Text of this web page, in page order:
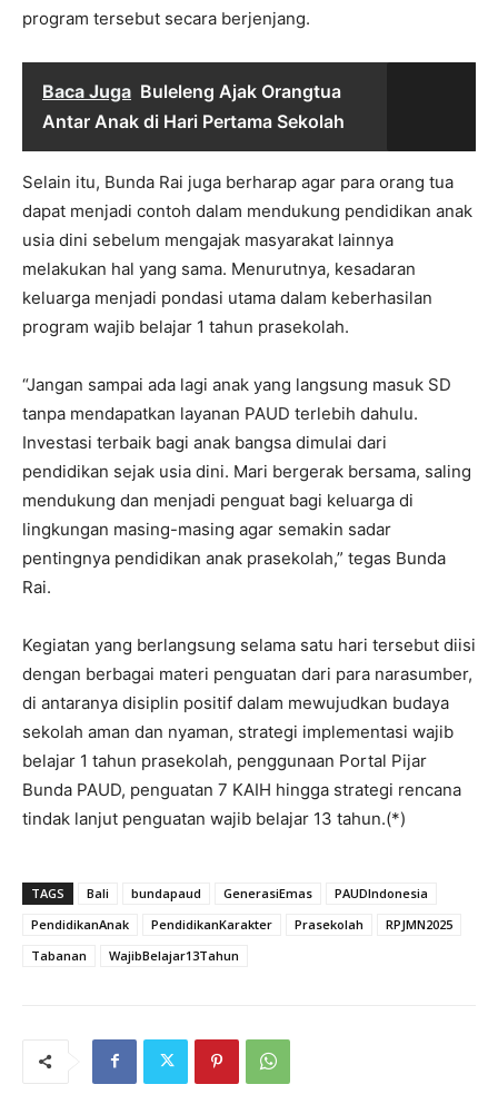
program tersebut secara berjenjang.
Baca Juga Buleleng Ajak Orangtua
Antar Anak di Hari Pertama Sekolah
Selain itu, Bunda Rai juga berharap agar para orang tua
dapat menjadi contoh dalam mendukung pendidikan anak
usia dini sebelum mengajak masyarakat lainnya
melakukan hal yang sama. Menurutnya, kesadaran
keluarga menjadi pondasi utama dalam keberhasilan
program wajib belajar 1 tahun prasekolah.
“Jangan sampai ada lagi anak yang langsung masuk SD
tanpa mendapatkan layanan PAUD terlebih dahulu.
Investasi terbaik bagi anak bangsa dimulai dari
pendidikan sejak usia dini. Mari bergerak bersama, saling
mendukung dan menjadi penguat bagi keluarga di
lingkungan masing-masing agar semakin sadar
pentingnya pendidikan anak prasekolah,” tegas Bunda
Rai.
Kegiatan yang berlangsung selama satu hari tersebut diisi
dengan berbagai materi penguatan dari para narasumber,
di antaranya disiplin positif dalam mewujudkan budaya
sekolah aman dan nyaman, strategi implementasi wajib
belajar 1 tahun prasekolah, penggunaan Portal Pijar
Bunda PAUD, penguatan 7 KAIH hingga strategi rencana
tindak lanjut penguatan wajib belajar 13 tahun.(*)
TAGS Bali bundapaud GenerasiEmas
PAUDIndonesia
PendidikanAnak
PendidikanKarakter Prasekolah
RPJMN2025
Tabanan
WajibBelajar13Tahun